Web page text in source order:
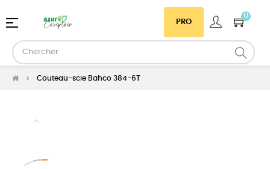
PRO
0
Basculer
navigation
☰
Couteau-scie Bahco 384-6T